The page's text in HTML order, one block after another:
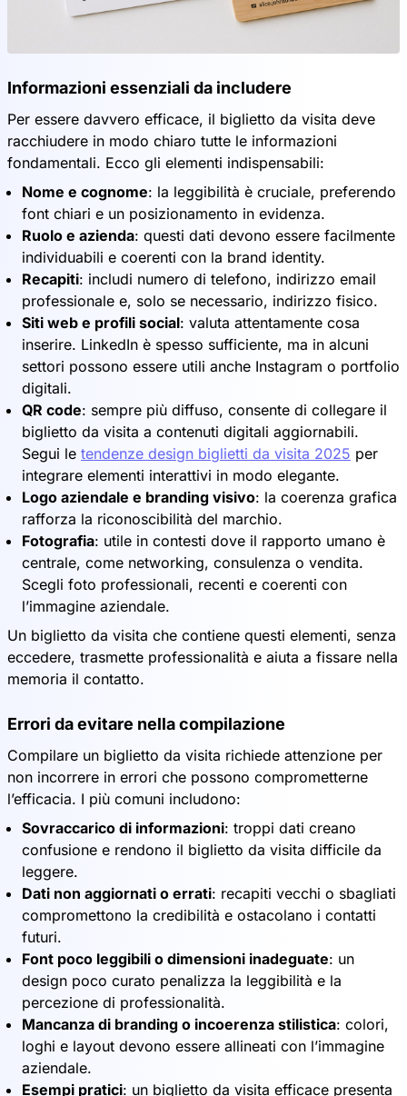
Informazioni essenziali da includere
Per essere davvero efficace, il biglietto da visita deve
racchiudere in modo chiaro tutte le informazioni
fondamentali. Ecco gli elementi indispensabili:
Nome e cognome: la leggibilità è cruciale, preferendo
font chiari e un posizionamento in evidenza.
Ruolo e azienda: questi dati devono essere facilmente
individuabili e coerenti con la brand identity.
Recapiti: includi numero di telefono, indirizzo email
professionale e, solo se necessario, indirizzo fisico.
Siti web e profili social: valuta attentamente cosa
inserire. LinkedIn è spesso sufficiente, ma in alcuni
settori possono essere utili anche Instagram o portfolio
digitali.
QR code: sempre più diffuso, consente di collegare il
biglietto da visita a contenuti digitali aggiornabili.
Segui le tendenze design biglietti da visita 2025 per
integrare elementi interattivi in modo elegante.
Logo aziendale e branding visivo: la coerenza grafica
rafforza la riconoscibilità del marchio.
Fotografia: utile in contesti dove il rapporto umano è
centrale, come networking, consulenza o vendita.
Scegli foto professionali, recenti e coerenti con
l’immagine aziendale.
Un biglietto da visita che contiene questi elementi, senza
eccedere, trasmette professionalità e aiuta a fissare nella
memoria il contatto.
Errori da evitare nella compilazione
Compilare un biglietto da visita richiede attenzione per
non incorrere in errori che possono comprometterne
l’efficacia. I più comuni includono:
Sovraccarico di informazioni: troppi dati creano
confusione e rendono il biglietto da visita difficile da
leggere.
Dati non aggiornati o errati: recapiti vecchi o sbagliati
compromettono la credibilità e ostacolano i contatti
futuri.
Font poco leggibili o dimensioni inadeguate: un
design poco curato penalizza la leggibilità e la
percezione di professionalità.
Mancanza di branding o incoerenza stilistica: colori,
loghi e layout devono essere allineati con l’immagine
aziendale.
Esempi pratici: un biglietto da visita efficace presenta